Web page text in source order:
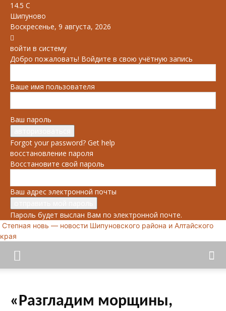
14.5 C
Шипуново
Воскресенье, 9 августа, 2026
войти в систему
Добро пожаловать! Войдите в свою учётную запись
Ваше имя пользователя
Ваш пароль
Forgot your password? Get help
восстановление пароля
Восстановите свой пароль
Ваш адрес электронной почты
Пароль будет выслан Вам по электронной почте.
Степная новь — новости Шипуновского района и Алтайского
края
«Разгладим морщины,